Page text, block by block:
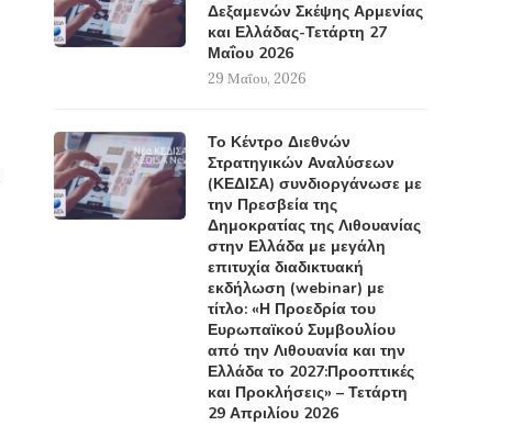
Δεξαμενών Σκέψης Αρμενίας
και Ελλάδας-Τετάρτη 27
Μαΐου 2026
29 Μαΐου, 2026
Το Κέντρο Διεθνών
Στρατηγικών Αναλύσεων
(ΚΕΔΙΣΑ) συνδιοργάνωσε με
την Πρεσβεία της
Δημοκρατίας της Λιθουανίας
στην Ελλάδα με μεγάλη
επιτυχία διαδικτυακή
εκδήλωση (webinar) με
τίτλο: «Η Προεδρία του
Ευρωπαϊκού Συμβουλίου
από την Λιθουανία και την
Ελλάδα το 2027:Προοπτικές
και Προκλήσεις» – Τετάρτη
29 Απριλίου 2026